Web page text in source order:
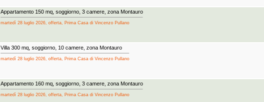
Appartamento 150 mq, soggiorno, 3 camere, zona Montauro
martedì 28 luglio 2026, offerta, Prima Casa di Vincenzo Pullano
Villa 300 mq, soggiorno, 10 camere, zona Montauro
martedì 28 luglio 2026, offerta, Prima Casa di Vincenzo Pullano
Appartamento 160 mq, soggiorno, 3 camere, zona Montauro
martedì 28 luglio 2026, offerta, Prima Casa di Vincenzo Pullano